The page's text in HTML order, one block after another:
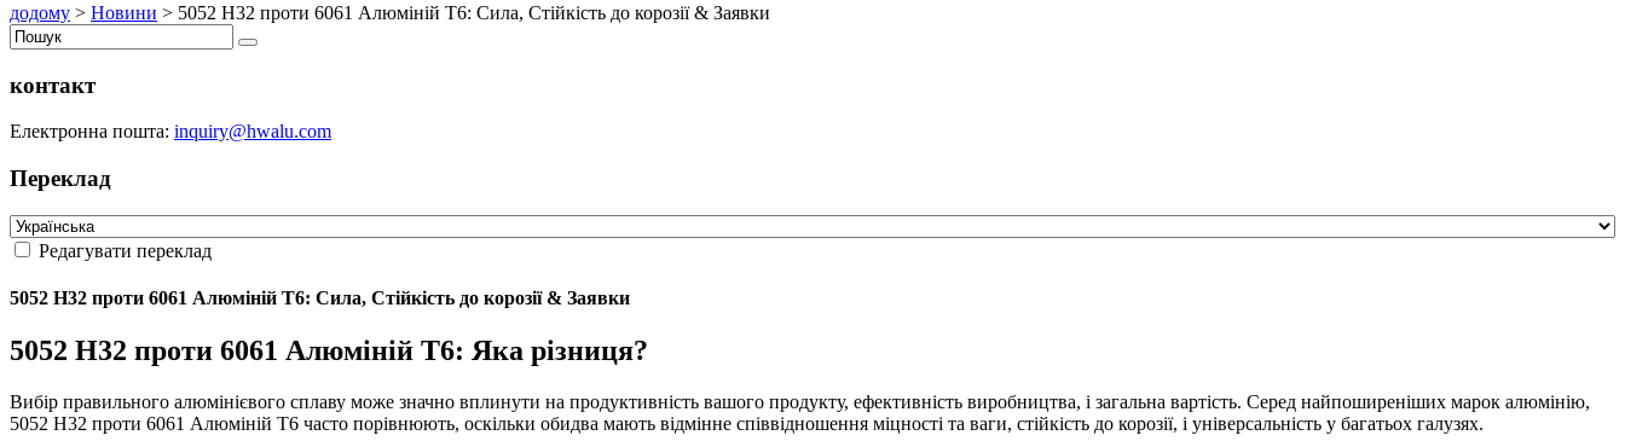
додому > Новини > 5052 H32 проти 6061 Алюміній T6: Сила, Стійкість до корозії & Заявки
контакт
Електронна пошта: inquiry@hwalu.com
Переклад
Редагувати переклад
5052 H32 проти 6061 Алюміній T6: Сила, Стійкість до корозії & Заявки
5052 H32 проти 6061 Алюміній T6: Яка різниця?
Вибір правильного алюмінієвого сплаву може значно вплинути на продуктивність вашого продукту, ефективність виробництва, і загальна вартість. Серед найпоширеніших марок алюмінію,
5052 H32 проти 6061 Алюміній T6 часто порівнюють, оскільки обидва мають відмінне співвідношення міцності та ваги, стійкість до корозії, і універсальність у багатьох галузях.